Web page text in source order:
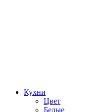
Кухни
Цвет
Белые